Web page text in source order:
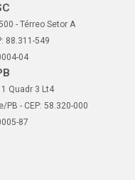
- Térreo Setor A
88.311-549
04
Quadr 3 Lt4
- CEP: 58.320-000
87